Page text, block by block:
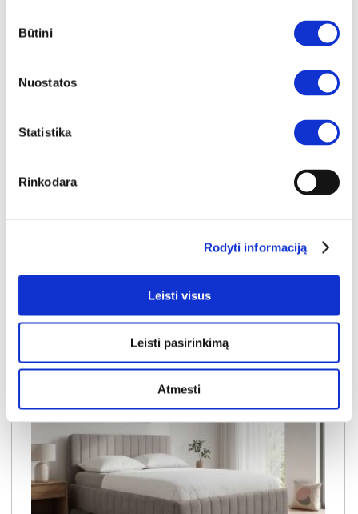
pasirinkimas
Būtini
Nuostatos
Statistika
Rinkodara
Rodyti informaciją
Leisti visus
Leisti pasirinkimą
Atmesti
INGALILL DRFL1182-U60 lovos rėmas
KITOS PREKĖS